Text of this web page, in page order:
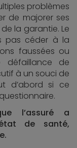
problèmes
de majorer ses
la garantie. Le
pas céder à la
faussées ou
défaillance de
à un souci de
d’abord si ce
l’assuré a
de santé,